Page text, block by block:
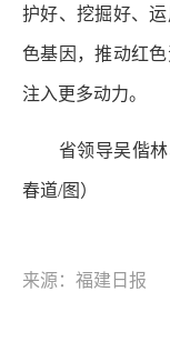
护好、挖掘好、
色基因，推动红
注入更多动力。
省领导吴偕林
春道/图）
来源：福建日报